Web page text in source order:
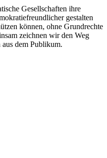
Gesellschaften ihre
gestalten
können, ohne Grundrechte
zeichnen wir den Weg
dem Publikum.